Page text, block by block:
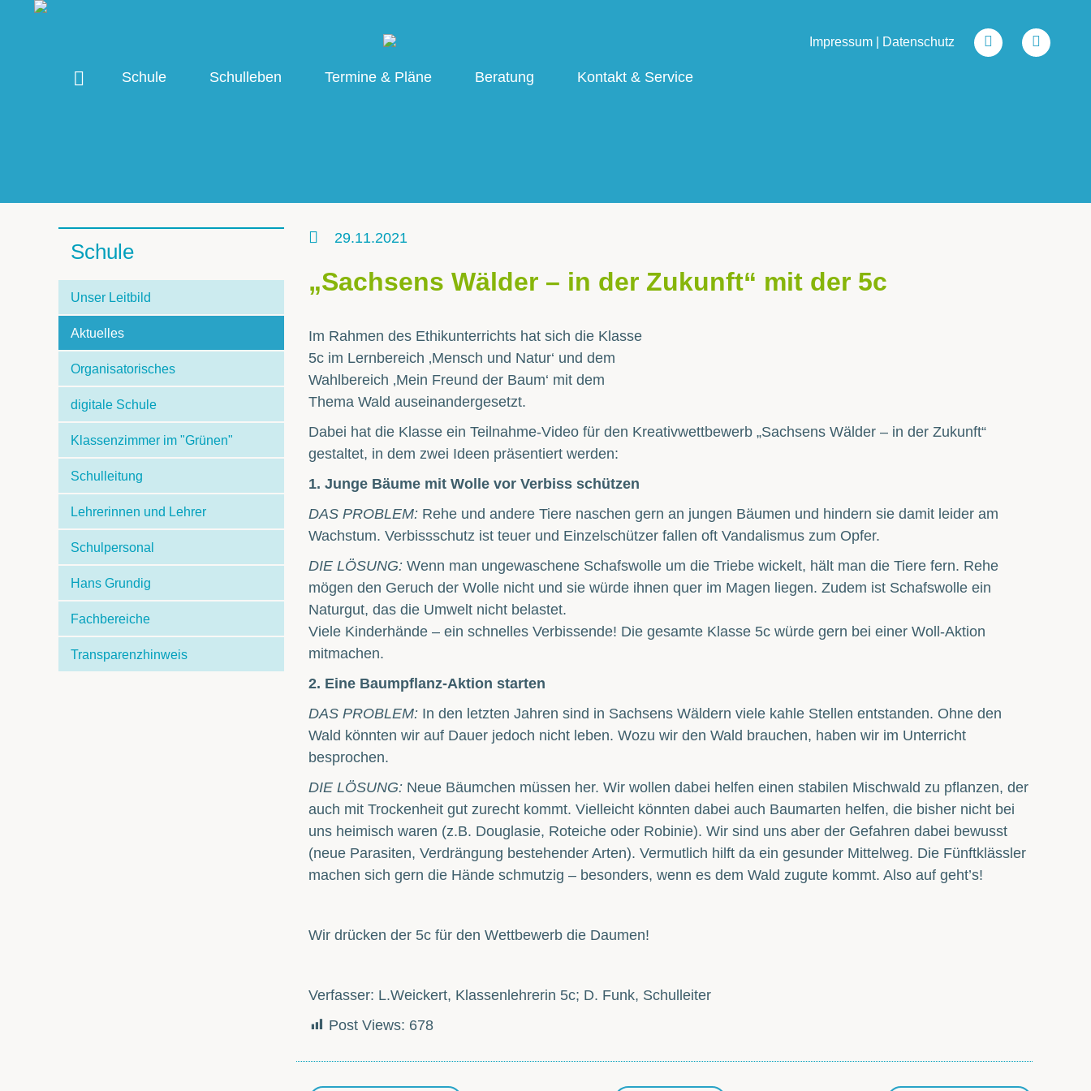
Impressum Datenschutz
Schule Schulleben Termine & Pläne Beratung Kontakt & Service
Schule
Unser Leitbild
Aktuelles
Organisatorisches
digitale Schule
Klassenzimmer im "Grünen"
Schulleitung
Lehrerinnen und Lehrer
Schulpersonal
Hans Grundig
Fachbereiche
Transparenzhinweis
29.11.2021
„Sachsens Wälder – in der Zukunft“ mit der 5c
Im Rahmen des Ethikunterrichts hat sich die Klasse
5c im Lernbereich ‚Mensch und Natur‘ und dem
Wahlbereich ‚Mein Freund der Baum‘ mit dem
Thema Wald auseinandergesetzt.
Dabei hat die Klasse ein Teilnahme-Video für den Kreativwettbewerb „Sachsens Wälder – in der Zukunft“
gestaltet, in dem zwei Ideen präsentiert werden:
1. Junge Bäume mit Wolle vor Verbiss schützen
DAS PROBLEM:Rehe und andere Tiere naschen gern an jungen Bäumen und hindern sie damit leider am
Wachstum. Verbissschutz ist teuer und Einzelschützer fallen oft Vandalismus zum Opfer.
DIE LÖSUNG:Wenn man ungewaschene Schafswolle um die Triebe wickelt, hält man die Tiere fern. Rehe
mögen den Geruch der Wolle nicht und sie würde ihnen quer im Magen liegen. Zudem ist Schafswolle ein
Naturgut, das die Umwelt nicht belastet.
Viele Kinderhände – ein schnelles Verbissende! Die gesamte Klasse 5c würde gern bei einer Woll-Aktion
mitmachen.
2. Eine Baumpflanz-Aktion starten
DAS PROBLEM:In den letzten Jahren sind in Sachsens Wäldern viele kahle Stellen entstanden. Ohne den
Wald könnten wir auf Dauer jedoch nicht leben. Wozu wir den Wald brauchen, haben wir im Unterricht
besprochen.
DIE LÖSUNG:Neue Bäumchen müssen her. Wir wollen dabei helfen einen stabilen Mischwald zu pflanzen, der
auch mit Trockenheit gut zurecht kommt. Vielleicht könnten dabei auch Baumarten helfen, die bisher nicht bei
uns heimisch waren (z.B. Douglasie, Roteiche oder Robinie). Wir sind uns aber der Gefahren dabei bewusst
(neue Parasiten, Verdrängung bestehender Arten). Vermutlich hilft da ein gesunder Mittelweg. Die Fünftklässler
machen sich gern die Hände schmutzig – besonders, wenn es dem Wald zugute kommt. Also auf geht’s!
Wir drücken der 5c für den Wettbewerb die Daumen!
Verfasser: L.Weickert, Klassenlehrerin 5c; D. Funk, Schulleiter
Post Views: 678